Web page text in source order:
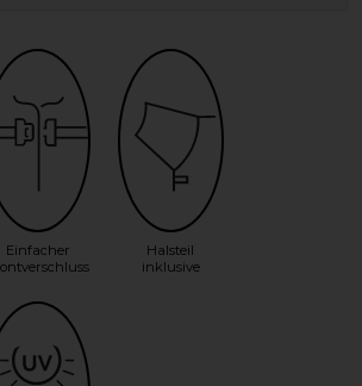
Einfacher
Halsteil
inklusive